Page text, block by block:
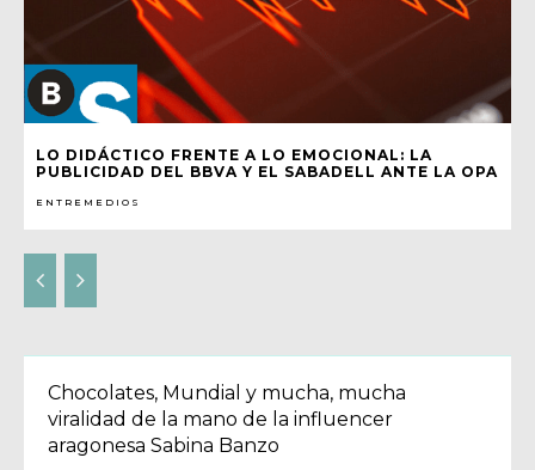
LO DIDÁCTICO FRENTE A LO EMOCIONAL: LA
PUBLICIDAD DEL BBVA Y EL SABADELL ANTE LA OPA
ENTREMEDIOS
Chocolates, Mundial y mucha, mucha
viralidad de la mano de la influencer
aragonesa Sabina Banzo